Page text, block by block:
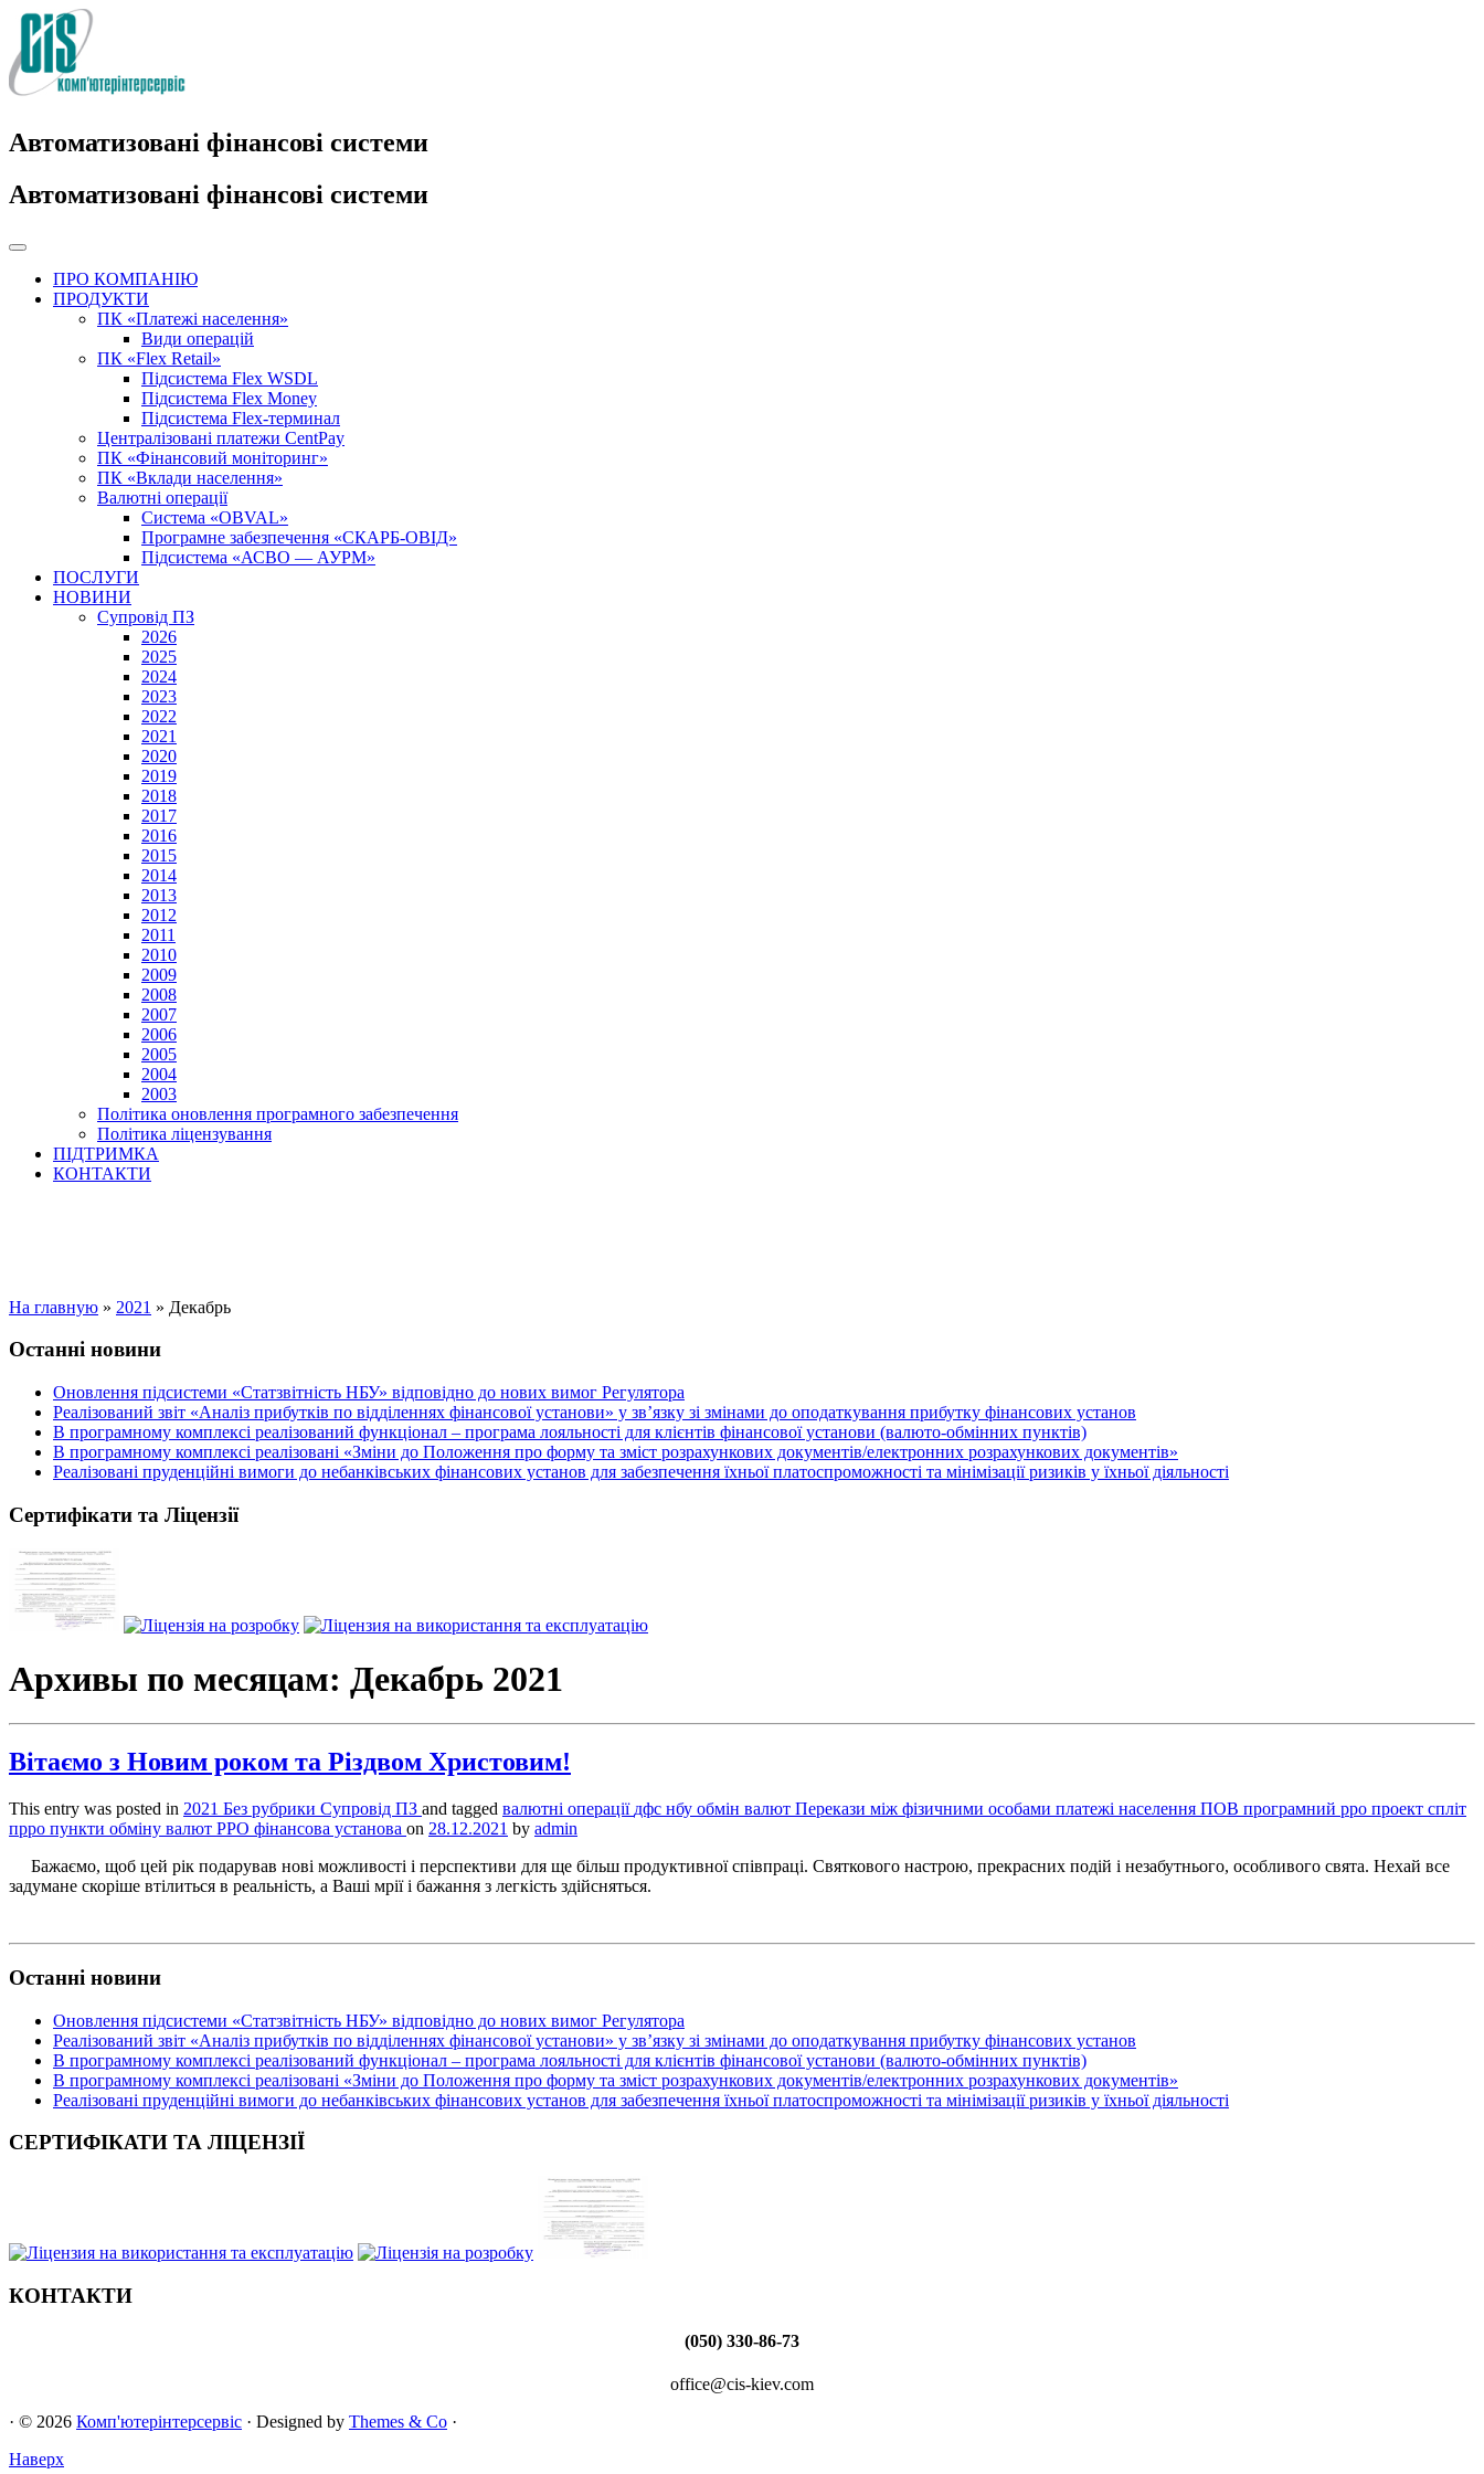
Автоматизовані фінансові системи
Автоматизовані фінансові системи
ПРО КОМПАНІЮ
ПРОДУКТИ
ПК «Платежі населення»
Види операцій
ПК «Flex Retail»
Підсистема Flex WSDL
Підсистема Flex Money
Підсистема Flex-терминал
Централізовані платежи CentPay
ПК «Фінансовий моніторинг»
ПК «Вклади населення»
Валютні операції
Система «OBVAL»
Програмне забезпечення «СКАРБ-ОВІД»
Підсистема «АСВО — АУРМ»
ПОСЛУГИ
НОВИНИ
Супровід ПЗ
2026
2025
2024
2023
2022
2021
2020
2019
2018
2017
2016
2015
2014
2013
2012
2011
2010
2009
2008
2007
2006
2005
2004
2003
Політика оновлення програмного забезпечення
Політика ліцензування
ПІДТРИМКА
КОНТАКТИ
На главную » 2021 » Декабрь
Останні новини
Оновлення підсистеми «Статзвітність НБУ» відповідно до нових вимог Регулятора
Реалізований звіт «Аналіз прибутків по відділеннях фінансової установи» у зв’язку зі змінами до оподаткування прибутку фінансових установ
В програмному комплексі реалізований функціонал – програма лояльності для клієнтів фінансової установи (валюто-обмінних пунктів)
В програмному комплексі реалізовані «Зміни до Положення про форму та зміст розрахункових документів/електронних розрахункових документів»
Реалізовані пруденційні вимоги до небанківських фінансових установ для забезпечення їхньої платоспроможності та мінімізації ризиків у їхньої діяльності
Сертифікати та Ліцензії
Архивы по месяцам: Декабрь 2021
Вітаємо з Новим роком та Різдвом Христовим!
This entry was posted in 2021 Без рубрики Супровід ПЗ and tagged валютні операції дфс нбу обмін валют Перекази між фізичними особами платежі населення ПОВ програмний рро проект спліт
прро пункти обміну валют РРО фінансова установа on 28.12.2021 by admin
Бажаємо, щоб цей рік подарував нові можливості і перспективи для ще більш продуктивної співпраці. Святкового настрою, прекрасних подій і незабутнього, особливого свята. Нехай все
задумане скоріше втілиться в реальність, а Ваші мрії і бажання з легкість здійсняться.
Останні новини
Оновлення підсистеми «Статзвітність НБУ» відповідно до нових вимог Регулятора
Реалізований звіт «Аналіз прибутків по відділеннях фінансової установи» у зв’язку зі змінами до оподаткування прибутку фінансових установ
В програмному комплексі реалізований функціонал – програма лояльності для клієнтів фінансової установи (валюто-обмінних пунктів)
В програмному комплексі реалізовані «Зміни до Положення про форму та зміст розрахункових документів/електронних розрахункових документів»
Реалізовані пруденційні вимоги до небанківських фінансових установ для забезпечення їхньої платоспроможності та мінімізації ризиків у їхньої діяльності
СЕРТИФІКАТИ ТА ЛІЦЕНЗІЇ
КОНТАКТИ
(050) 330-86-73
office@cis-kiev.com
· © 2026 Комп'ютерінтерсервіс · Designed by Themes & Co ·
Наверх